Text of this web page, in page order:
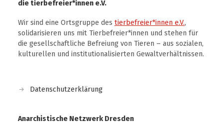
die tierbefreier*innen e.V.
Wir sind eine Ortsgruppe des tierbefreier*innen e.V.,
solidarisieren uns mit Tierbefreier*innen und stehen für
die gesellschaftliche Befreiung von Tieren – aus sozialen,
kulturellen und institutionalisierten Gewaltverhältnissen.
Datenschutzerklärung
Anarchistische Netzwerk Dresden